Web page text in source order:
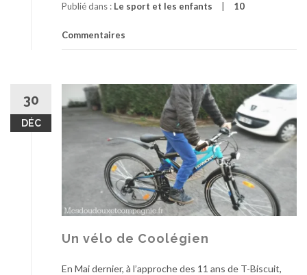
Publié dans : Le sport et les enfants 10
Commentaires
30
DÉC
Un vélo de Coolégien
En Mai dernier, à l’approche des 11 ans de T-Biscuit,